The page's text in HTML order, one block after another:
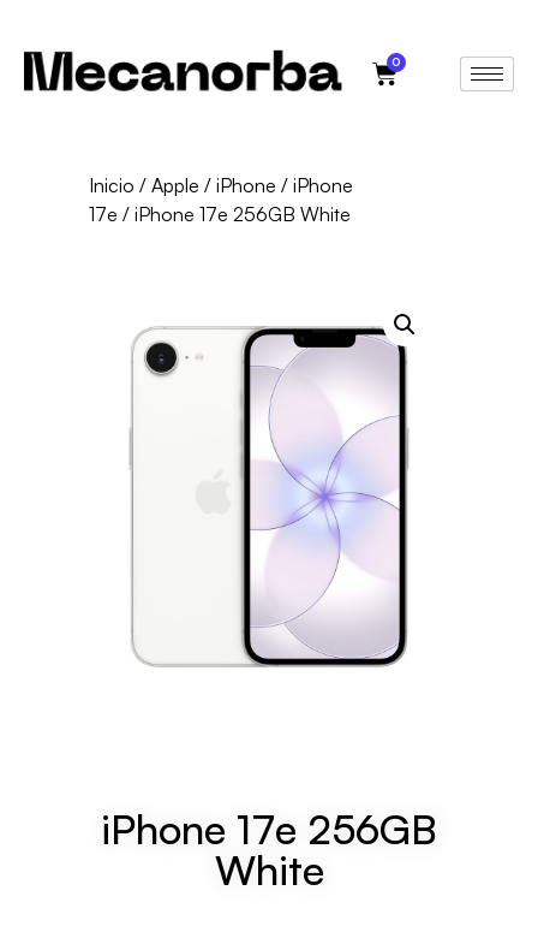
0
Inicio /Apple /iPhone /iPhone
17e / iPhone 17e 256GB White
iPhone 17e 256GB
White